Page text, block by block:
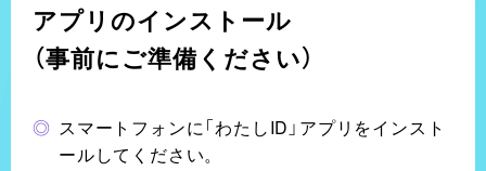
アプリのインストール
（事前にご準備ください）
スマートフォンに「わたしID」アプリをインスト
ールしてください。